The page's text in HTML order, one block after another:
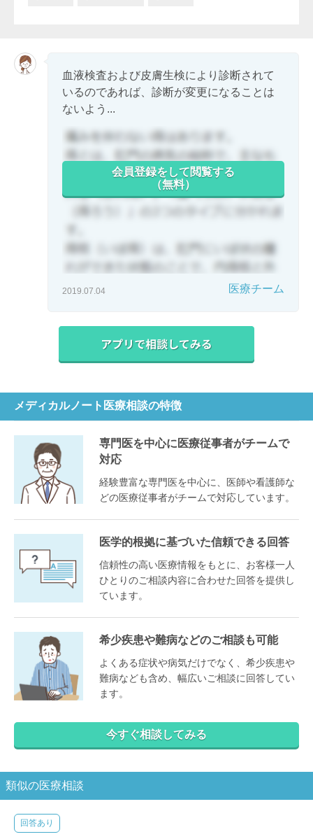
血液検査および皮膚生検により診断されて
いるのであれば、診断が変更になることは
ないよう...
会員登録をして閲覧する
（無料）
2019.07.04 医療チーム
メディカルノート医療相談の特徴
専門医を中心に医療従事者がチームで
対応
経験豊富な専門医を中心に、医師や看護師な
どの医療従事者がチームで対応しています。
医学的根拠に基づいた信頼できる回答
信頼性の高い医療情報をもとに、お客様一人
ひとりのご相談内容に合わせた回答を提供し
ています。
希少疾患や難病などのご相談も可能
よくある症状や病気だけでなく、希少疾患や
難病なども含め、幅広いご相談に回答してい
ます。
今すぐ相談してみる
類似の医療相談
回答あり